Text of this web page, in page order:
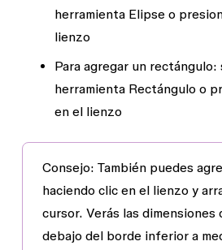
herramienta Elipseo
lienzo
Para agregar un rectángulo:
herramienta Rectángulo o
en el lienzo
Consejo: También puedes
haciendo clic en el lienzo y
cursor. Verás las dimensiones
debajo del borde inferior a